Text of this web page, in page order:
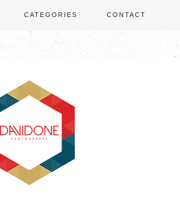
CATEGORIES CONTACT